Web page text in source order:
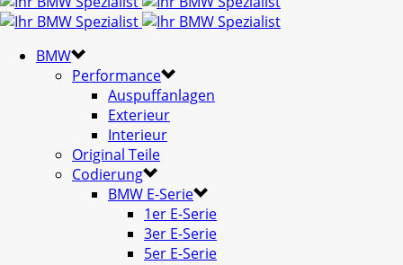
BMW
Performance
Auspuffanlagen
Exterieur
Interieur
Original Teile
Codierung
BMW E-Serie
1er E-Serie
3er E-Serie
5er E-Serie